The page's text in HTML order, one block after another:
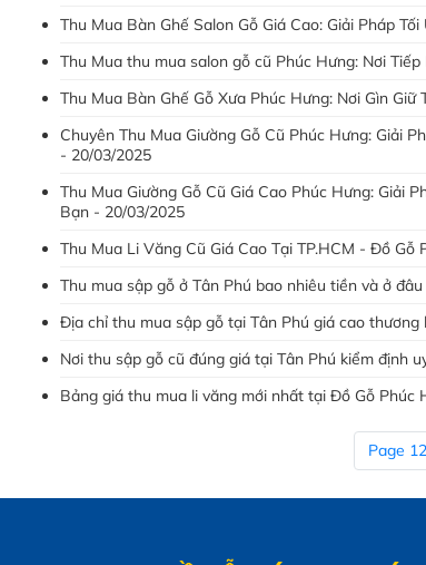
Thu Mua Bàn Ghế Salon Gỗ Giá Cao: Giải Pháp
Thu Mua thu mua salon gỗ cũ Phúc Hưng: Nơi
Thu Mua Bàn Ghế Gỗ Xưa Phúc Hưng: Nơi Gìn
Chuyên Thu Mua Giường Gỗ Cũ Phúc Hưng: Giải
- 20/03/2025
Thu Mua Giường Gỗ Cũ Giá Cao Phúc Hưng: Giải
Bạn - 20/03/2025
Thu Mua Li Văng Cũ Giá Cao Tại TP.HCM - Đồ Gỗ
Thu mua sập gỗ ở Tân Phú bao nhiêu tiền và ở
Địa chỉ thu mua sập gỗ tại Tân Phú giá cao thương
Nơi thu sập gỗ cũ đúng giá tại Tân Phú kiểm định
Bảng giá thu mua li văng mới nhất tại Đồ Gỗ Phúc
Page